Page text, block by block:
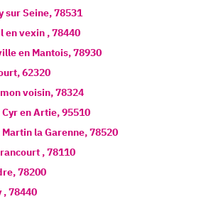
sur Seine,78531
en vexin ,78440
en Mantois,78930
,62320
voisin,78324
en Artie,95510
la Garenne,78520
,78110
,78200
,78440